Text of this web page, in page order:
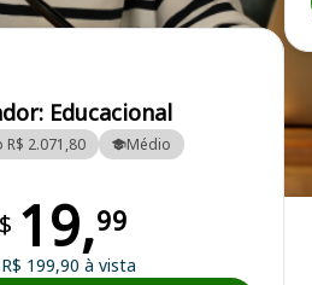
Educacional
R$ 2.071,80 Médio
19,99
199,90 à vista